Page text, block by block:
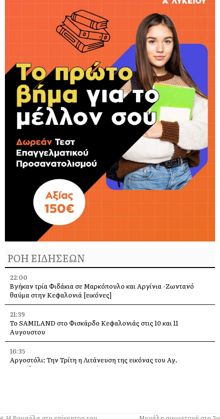
ΡΟΗ ΕΙΔΗΣΕΩΝ
22:00
Βγήκαν τρία Φιδάκια σε Μαρκόπουλο και Αργίνια -Ζωντανό
θαύμα στην Κεφαλονιά [εικόνες]
21:39
Το SAMILAND στο Φισκάρδο Κεφαλονιάς στις 10 και 11
Αυγουστου
16:35
Αργοστόλι: Την Τρίτη η Λιτάνευση της εικόνας του Αγ.
Σπυρίδωνα για τους σεισμούς του 53
13:40